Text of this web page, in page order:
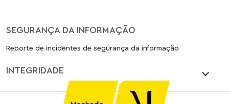
SEGURANÇA DA INFORMAÇÃO
Reporte de incidentes de segurança da informação
INTEGRIDADE